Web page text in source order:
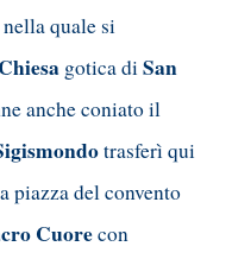
quale si
Chiesa gotica diSan
anche coniato il
trasferì qui
piazza del convento
Cuorecon